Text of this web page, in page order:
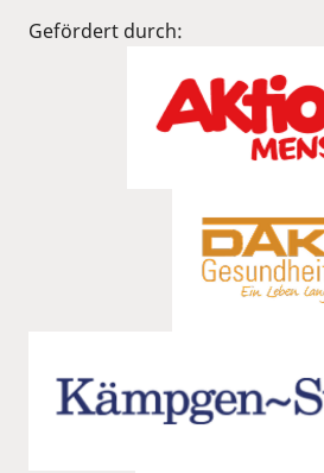
Gefördert durch: